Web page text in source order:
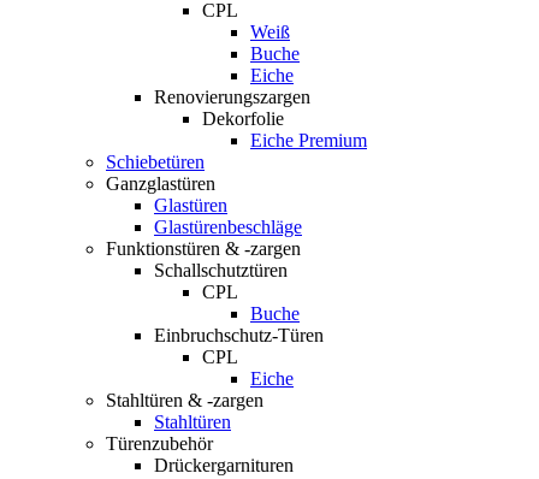
CPL
Weiß
Buche
Eiche
Renovierungszargen
Dekorfolie
Eiche Premium
Schiebetüren
Ganzglastüren
Glastüren
Glastürenbeschläge
Funktionstüren & -zargen
Schallschutztüren
CPL
Buche
Einbruchschutz-Türen
CPL
Eiche
Stahltüren & -zargen
Stahltüren
Türenzubehör
Drückergarnituren